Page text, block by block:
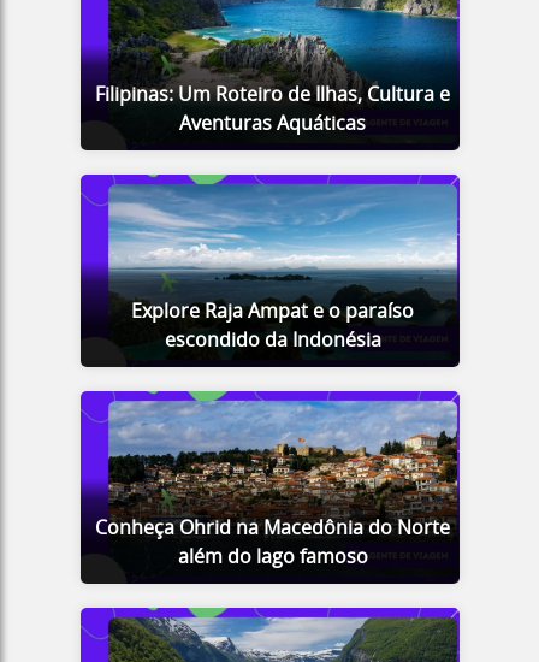
Filipinas: Um Roteiro de Ilhas, Cultura e
Aventuras Aquáticas
Explore Raja Ampat e o paraíso
escondido da Indonésia
Conheça Ohrid na Macedônia do Norte
além do lago famoso